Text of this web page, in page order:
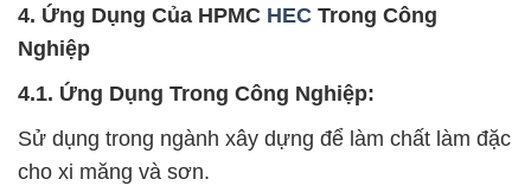
4. Ứng Dụng Của HPMC HEC Trong Công
Nghiệp
4.1. Ứng Dụng Trong Công Nghiệp:
Sử dụng trong ngành xây dựng để làm chất làm đặc
cho xi măng và sơn.